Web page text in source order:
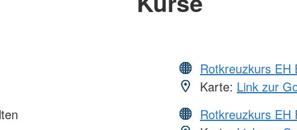
Rotkreuzkurs EH
Karte: Link zur
Rotkreuzkurs EH